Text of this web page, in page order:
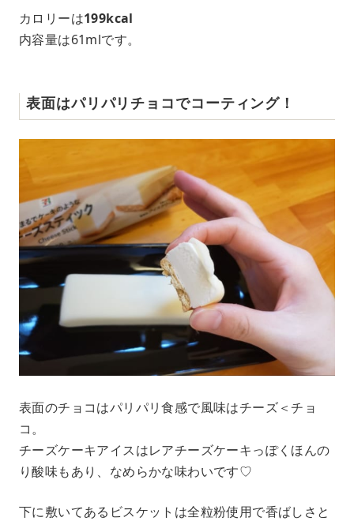
カロリーは199kcal
内容量は61mlです。
表面はパリパリチョコでコーティング！
表面のチョコはパリパリ食感で風味はチーズ＜チョ
コ。
チーズケーキアイスはレアチーズケーキっぽくほんの
り酸味もあり、なめらかな味わいです♡
下に敷いてあるビスケットは全粒粉使用で香ばしさと